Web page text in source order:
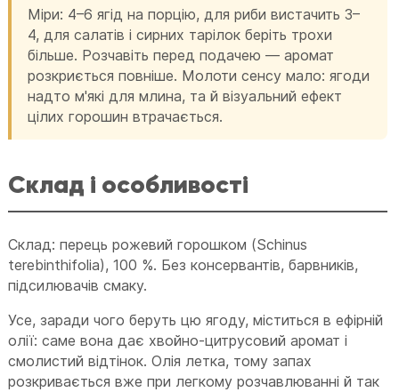
Міри: 4–6 ягід на порцію, для риби вистачить 3–
4, для салатів і сирних тарілок беріть трохи
більше. Розчавіть перед подачею — аромат
розкриється повніше. Молоти сенсу мало: ягоди
надто м'які для млина, та й візуальний ефект
цілих горошин втрачається.
Склад і особливості
Склад: перець рожевий горошком (Schinus
terebinthifolia), 100 %. Без консервантів, барвників,
підсилювачів смаку.
Усе, заради чого беруть цю ягоду, міститься в ефірній
олії: саме вона дає хвойно-цитрусовий аромат і
смолистий відтінок. Олія летка, тому запах
розкривається вже при легкому розчавлюванні й так